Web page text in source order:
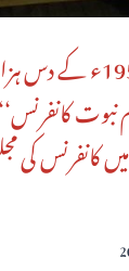
تحریک ختم نبوت
نبوت
کانفرنس کی